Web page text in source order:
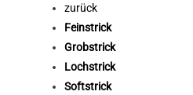
zurück
Feinstrick
Grobstrick
Lochstrick
Softstrick